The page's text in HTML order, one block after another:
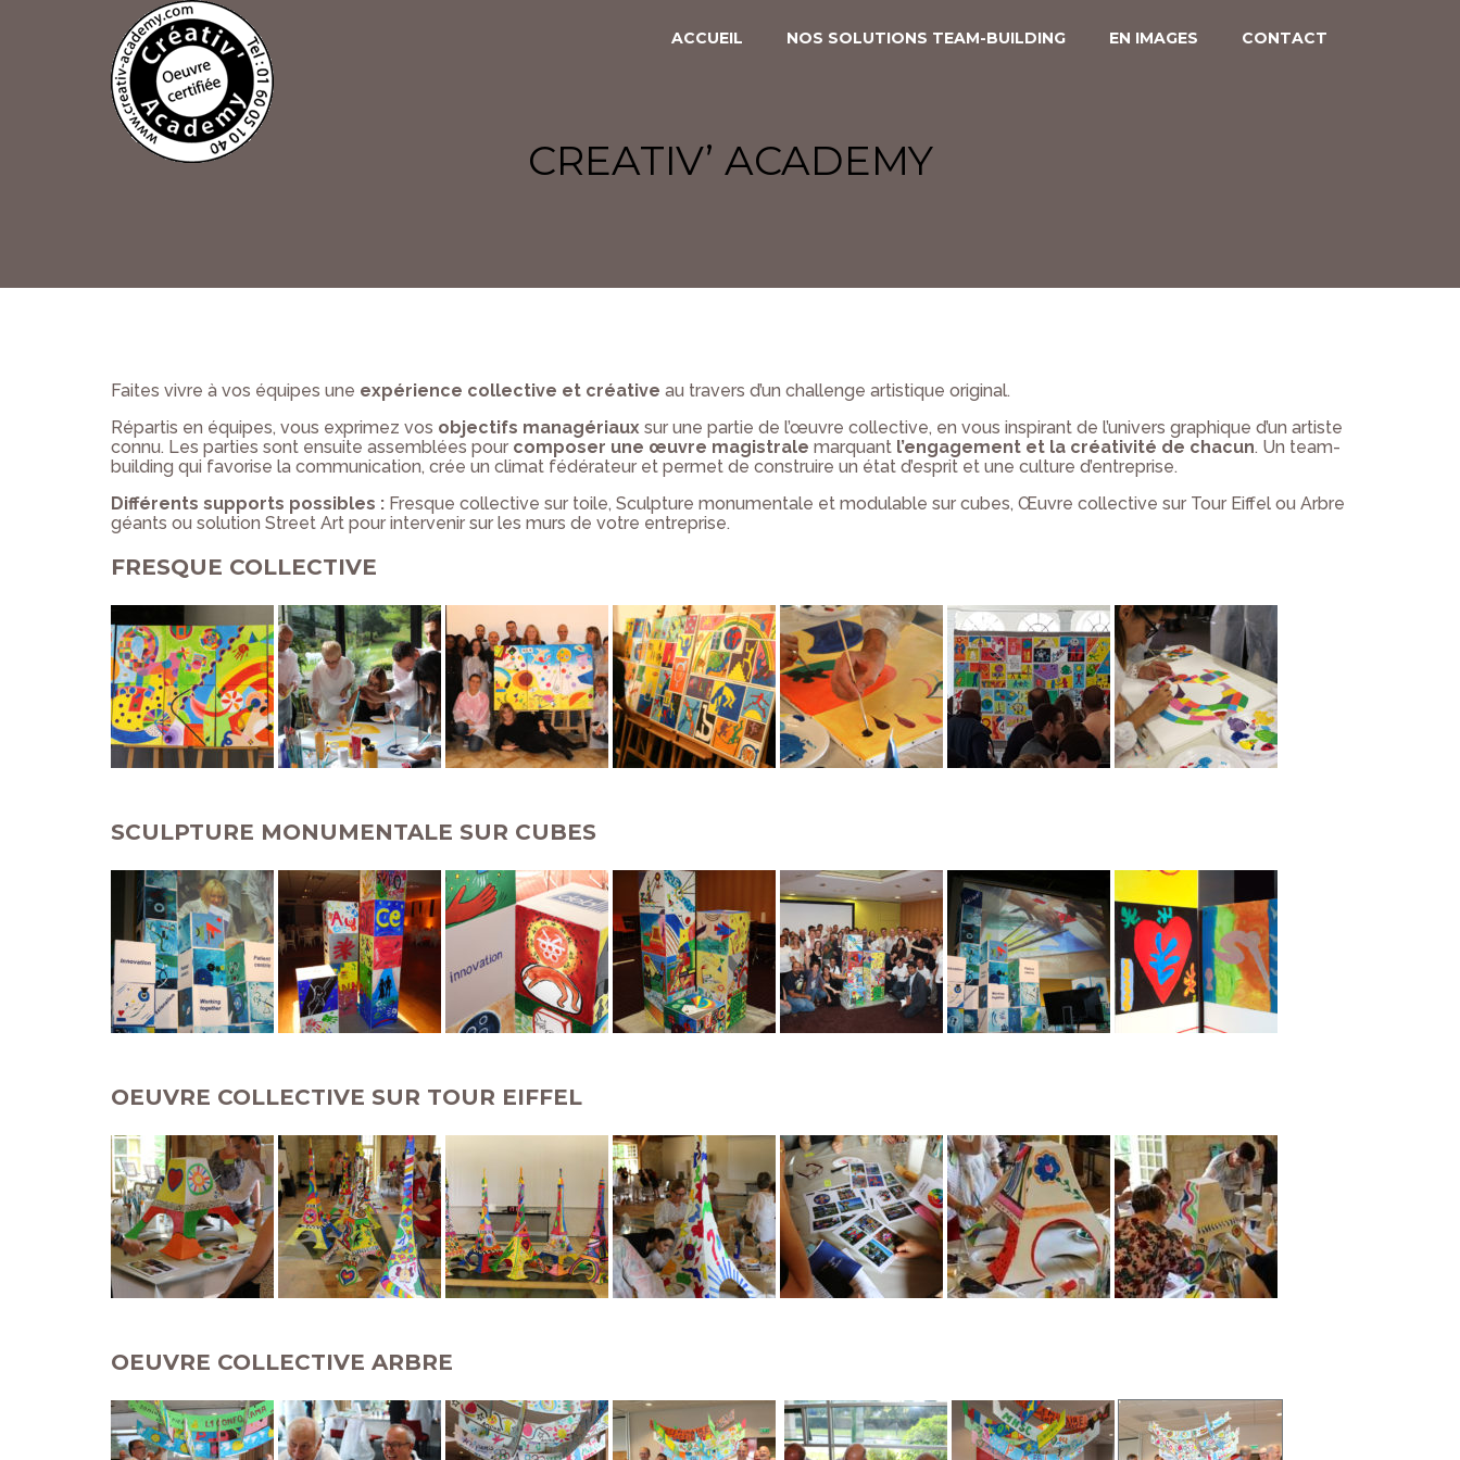
ACCUEIL NOS SOLUTIONS TEAM-BUILDING EN IMAGES CONTACT
CREATIV’ ACADEMY
Faites vivre à vos équipes une expérience collective et créative au travers d’un challenge artistique original.
Répartis en équipes, vous exprimez vos objectifs managériaux sur une partie de l’œuvre collective, en vous inspirant de l’univers graphique d’un artiste
connu. Les parties sont ensuite assemblées pour composer une œuvre magistrale marquant l’engagement et la créativité de chacun. Un team-
building qui favorise la communication, crée un climat fédérateur et permet de construire un état d’esprit et une culture d’entreprise.
Différents supports possibles : Fresque collective sur toile, Sculpture monumentale et modulable sur cubes, Œuvre collective sur Tour Eiffel ou Arbre
géants ou solution Street Art pour intervenir sur les murs de votre entreprise.
FRESQUE COLLECTIVE
SCULPTURE MONUMENTALE SUR CUBES
OEUVRE COLLECTIVE SUR TOUR EIFFEL
OEUVRE COLLECTIVE ARBRE